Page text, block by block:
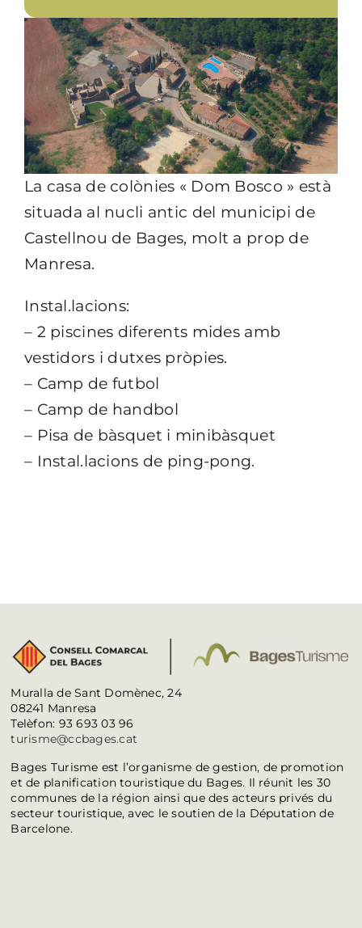
La casa de colònies « Dom Bosco » està
situada al nucli antic del municipi de
Castellnou de Bages, molt a prop de
Manresa.
Instal.lacions:
– 2 piscines diferents mides amb
vestidors i dutxes pròpies.
– Camp de futbol
– Camp de handbol
– Pisa de bàsquet i minibàsquet
– Instal.lacions de ping-pong.
Muralla de Sant Domènec, 24
08241 Manresa
Telèfon: 93 693 03 96
turisme@ccbages.cat
Bages Turisme est l’organisme de gestion, de promotion
et de planification touristique du Bages. Il réunit les 30
communes de la région ainsi que des acteurs privés du
secteur touristique, avec le soutien de la Députation de
Barcelone.